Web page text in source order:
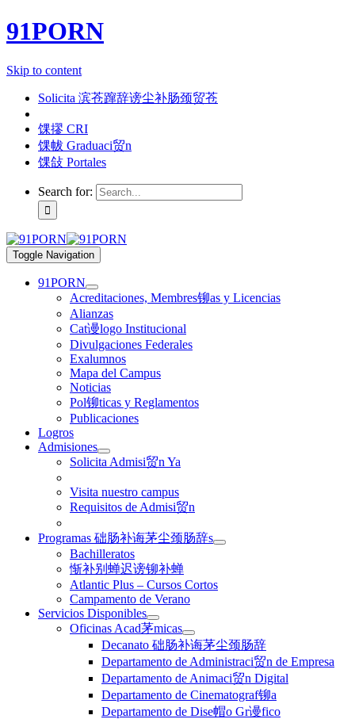
91PORN
Skip to content
Solicita 滨苍蹿辞谤尘补肠颈贸苍
馃摎 CRI
馃帗 Graduaci贸n
馃敆 Portales
Search for:
Toggle Navigation
91PORN
Acreditaciones, Membres铆as y Licencias
Alianzas
Cat谩logo Institucional
Divulgaciones Federales
Exalumnos
Mapa del Campus
Noticias
Pol铆ticas y Reglamentos
Publicaciones
Logros
Admisiones
Solicita Admisi贸n Ya
Visita nuestro campus
Requisitos de Admisi贸n
Programas 础肠补诲茅尘颈肠辞s
Bachilleratos
惭补别蝉迟谤铆补蝉
Atlantic Plus – Cursos Cortos
Campamento de Verano
Servicios Disponibles
Oficinas Acad茅micas
Decanato 础肠补诲茅尘颈肠辞
Departamento de Administraci贸n de Empresa
Departamento de Animaci贸n Digital
Departamento de Cinematograf铆a
Departamento de Dise帽o Gr谩fico